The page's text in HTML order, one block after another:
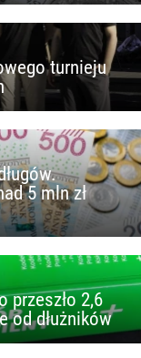
turnieju
5 mln zł
przeszło 2,6
od dłużników